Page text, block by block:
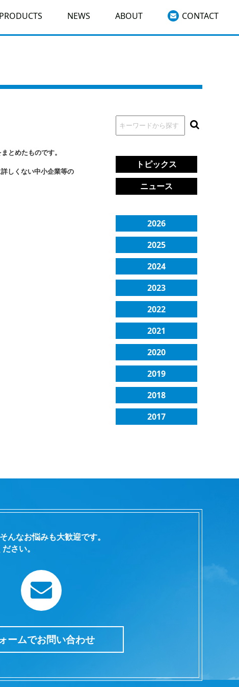
NEWS ABOUT CONTACT
とめたものです。
しくない中小企業等の
トピックス
ニュース
2026
2025
2024
2023
2022
2021
2020
2019
2018
2017
んなお悩みも大歓迎です。
さい。
ームでお問い合わせ